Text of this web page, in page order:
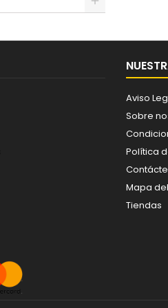
Aviso
Sobre
Política
Mapa
Tiendas